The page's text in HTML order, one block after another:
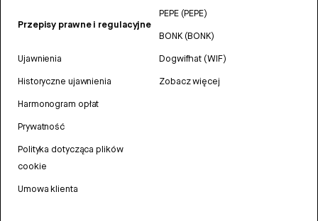
Przepisy prawne i regulacyjne
Ujawnienia
Historyczne ujawnienia
Harmonogram opłat
Prywatność
Polityka dotycząca plików
cookie
Umowa klienta
PEPE (PEPE)
BONK (BONK)
Dogwifhat (WIF)
Zobacz więcej